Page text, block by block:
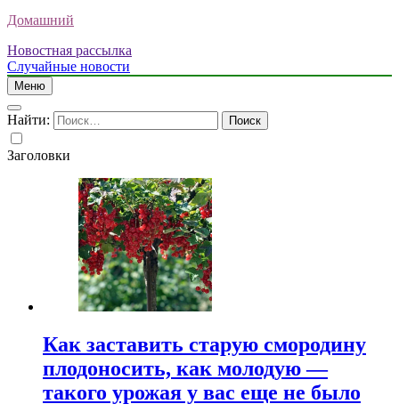
Домашний
Новостная рассылка
Случайные новости
Меню
Найти:
Заголовки
Как заставить старую смородину
плодоносить, как молодую —
такого урожая у вас еще не было